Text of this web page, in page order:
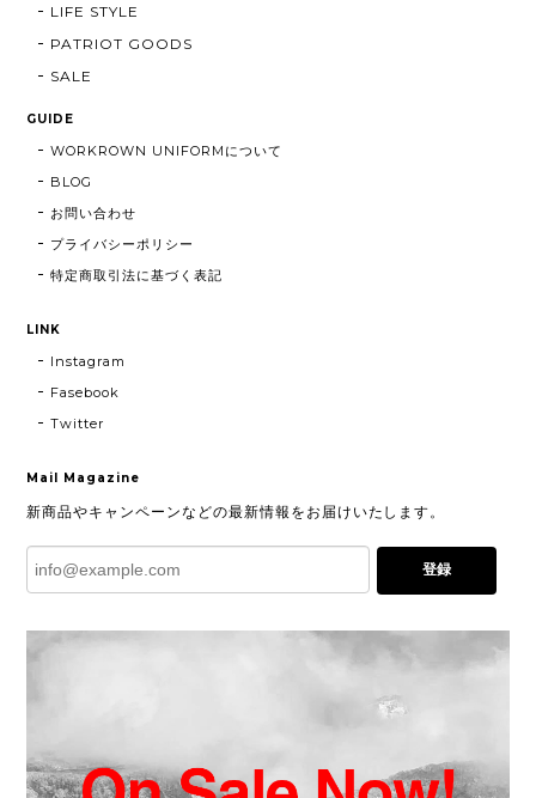
LIFE STYLE
PATRIOT GOODS
SALE
GUIDE
WORKROWN UNIFORMについて
BLOG
お問い合わせ
プライバシーポリシー
特定商取引法に基づく表記
LINK
Instagram
Fasebook
Twitter
Mail Magazine
新商品やキャンペーンなどの最新情報をお届けいたします。
登録